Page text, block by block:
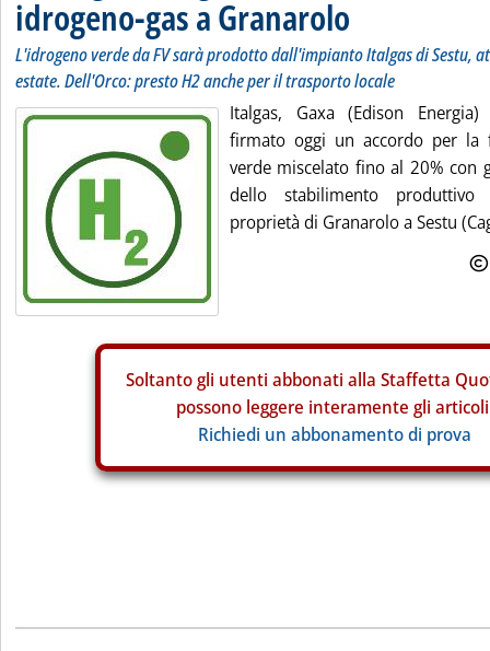
idrogeno-gas a Granarolo
L'idrogeno verde da FV sarà prodotto dall'impianto Italgas di Sestu,
estate. Dell'Orco: presto H2 anche per il trasporto locale
Italgas, Gaxa (Edison
firmato oggi un accordo per la
verde miscelato fino al 20% con
dello stabilimento produttivo
proprietà di Granarolo a Sestu
Soltanto gli utenti abbonati alla Staffetta
possono leggere interamente gli
Richiedi un abbonamento di prova